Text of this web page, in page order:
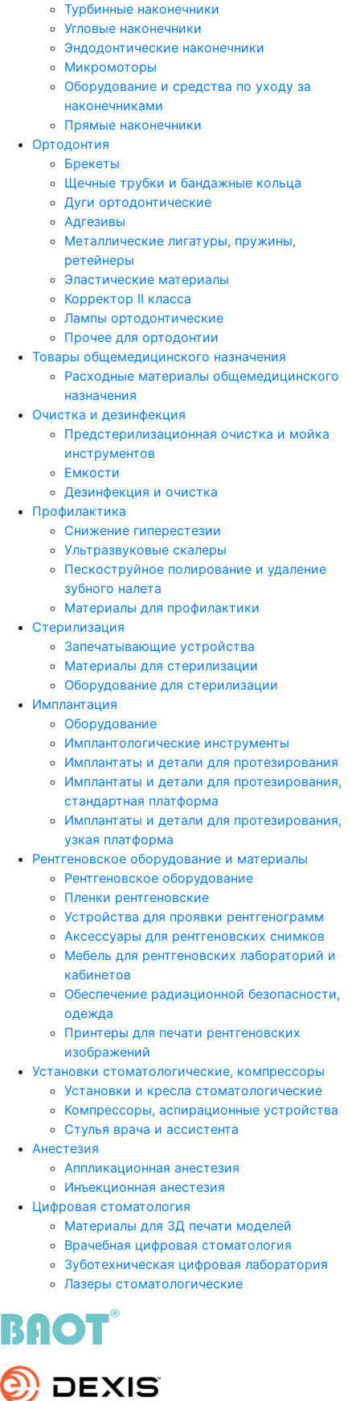
Турбинные наконечники
Угловые наконечники
Эндодонтические наконечники
Микромоторы
Оборудование и средства по уходу за
наконечниками
Прямые наконечники
Ортодонтия
Брекеты
Щечные трубки и бандажные кольца
Дуги ортодонтические
Адгезивы
Металлические лигатуры, пружины,
ретейнеры
Эластические материалы
Корректор II класса
Лампы ортодонтические
Прочее для ортодонтии
Товары общемедицинского назначения
Расходные материалы общемедицинского
назначения
Очистка и дезинфекция
Предстерилизационная очистка и мойка
инструментов
Емкости
Дезинфекция и очистка
Профилактика
Снижение гиперестезии
Ультразвуковые скалеры
Пескоструйное полирование и удаление
зубного налета
Материалы для профилактики
Стерилизация
Запечатывающие устройства
Материалы для стерилизации
Оборудование для стерилизации
Имплантация
Оборудование
Имплантологические инструменты
Имплантаты и детали для протезирования
Имплантаты и детали для протезирования,
стандартная платформа
Имплантаты и детали для протезирования,
узкая платформа
Рентгеновское оборудование и материалы
Рентгеновское оборудование
Пленки рентгеновские
Устройства для проявки рентгенограмм
Аксессуары для рентгеновских снимков
Мебель для рентгеновских лабораторий и
кабинетов
Обеспечение радиационной безопасности,
одежда
Принтеры для печати рентгеновских
изображений
Установки стоматологические, компрессоры
Установки и кресла стоматологические
Компрессоры, аспирационные устройства
Стулья врача и ассистента
Анестезия
Аппликационная анестезия
Инъекционная анестезия
Цифровая стоматология
Материалы для 3Д печати моделей
Врачебная цифровая стоматология
Зуботехническая цифровая лаборатория
Лазеры стоматологические